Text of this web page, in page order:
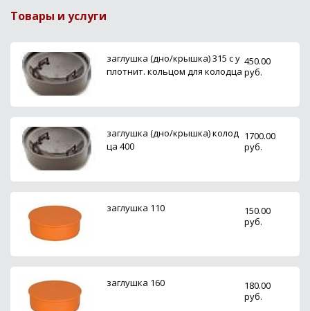
Товары и услуги
заглушка (дно/крышка) 315 с у
плотнит. кольцом для колодца
450.00
руб.
заглушка (дно/крышка) колод
ца 400
1700.00
руб.
заглушка 110
150.00
руб.
заглушка 160
180.00
руб.